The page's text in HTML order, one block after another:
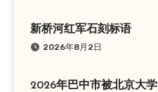
新桥河红军石刻标语
2026年8月2日
2026年巴中市被北京大